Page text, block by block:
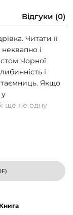
Відгуки (0)
Читати її
і
Чорної
і
таємниць. Якщо
ще не одну
ці
цю книжку.
)